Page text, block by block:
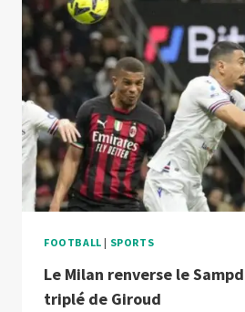
À
SALERNITANA
FOOTBALL | SPORTS
Le Milan renverse le
triplé de Giroud